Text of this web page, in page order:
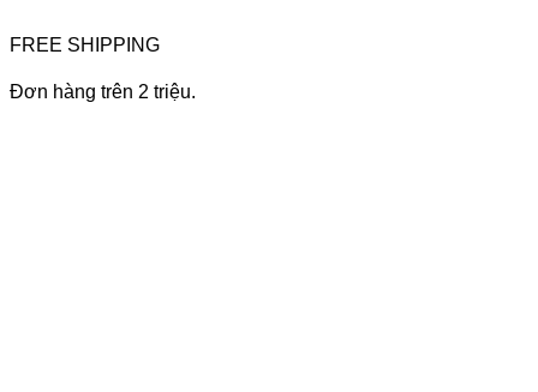
FREE SHIPPING
Đơn hàng trên 2 triệu.